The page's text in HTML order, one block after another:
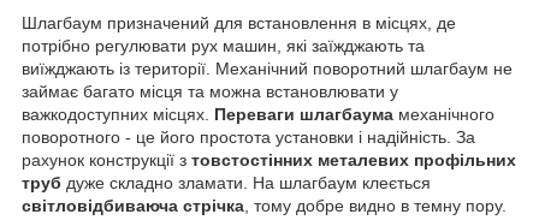
Шлагбаум призначений для встановлення в місцях, де
потрібно регулювати рух машин, які заїжджають та
виїжджають із території. Механічний поворотний шлагбаум не
займає багато місця та можна встановлювати у
важкодоступних місцях. Переваги шлагбаума механічного
поворотного - це його простота установки і надійність. За
рахунок конструкції з товстостінних металевих профільних
труб дуже складно зламати. На шлагбаум клеється
світловідбиваюча стрічка, тому добре видно в темну пору.